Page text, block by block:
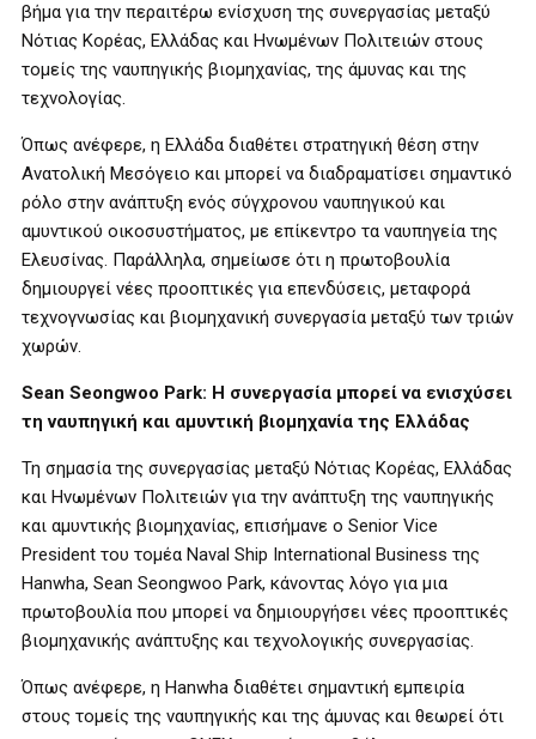
βήμα για την περαιτέρω ενίσχυση της συνεργασίας μεταξύ
Νότιας Κορέας, Ελλάδας και Ηνωμένων Πολιτειών στους
τομείς της ναυπηγικής βιομηχανίας, της άμυνας και της
τεχνολογίας.
Όπως ανέφερε, η Ελλάδα διαθέτει στρατηγική θέση στην
Ανατολική Μεσόγειο και μπορεί να διαδραματίσει σημαντικό
ρόλο στην ανάπτυξη ενός σύγχρονου ναυπηγικού και
αμυντικού οικοσυστήματος, με επίκεντρο τα ναυπηγεία της
Ελευσίνας. Παράλληλα, σημείωσε ότι η πρωτοβουλία
δημιουργεί νέες προοπτικές για επενδύσεις, μεταφορά
τεχνογνωσίας και βιομηχανική συνεργασία μεταξύ των τριών
χωρών.
Sean Seongwoo Park: Η συνεργασία μπορεί να ενισχύσει
τη ναυπηγική και αμυντική βιομηχανία της Ελλάδας
Τη σημασία της συνεργασίας μεταξύ Νότιας Κορέας, Ελλάδας
και Ηνωμένων Πολιτειών για την ανάπτυξη της ναυπηγικής
και αμυντικής βιομηχανίας, επισήμανε ο Senior Vice
President του τομέα Naval Ship International Business της
Hanwha, Sean Seongwoo Park, κάνοντας λόγο για μια
πρωτοβουλία που μπορεί να δημιουργήσει νέες προοπτικές
βιομηχανικής ανάπτυξης και τεχνολογικής συνεργασίας.
Όπως ανέφερε, η Hanwha διαθέτει σημαντική εμπειρία
στους τομείς της ναυπηγικής και της άμυνας και θεωρεί ότι